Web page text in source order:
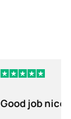
Good job nice